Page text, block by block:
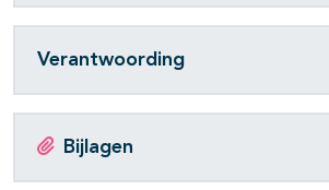
Verantwoording
Bijlagen